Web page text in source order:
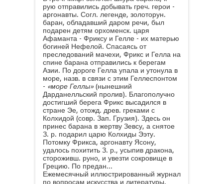
рую отправились добывать греч. герои -
аргонавты. Согл. легенде, золоторун.
баран, обладавший даром речи, был
подарен детям орхоменск. царя
Афаманта - Фриксу и Гелле - их матерью
богиней Нефелой. Спасаясь от
преследований мачехи, Фрикс и Гелла на
спине барана отправились к берегам
Азии. По дороге Гелла упала и утонула в
море, назв. в связи с этим Геллеспонтом
- «море Геллы»(нынешний
Дарданелльский пролив). Благополучно
достигший берега Фрикс высадился в
стране Эе, отожд. древ. греками с
Колхидой (совр. Зап. Грузия). Здесь он
принес барана в жертву Зевсу, а снятое
З. р. подарил царю Колхиды Ээту.
Потомку Фрикса, аргонавту Ясону,
удалось похитить З. р., усыпив дракона,
стороживш. руно, и увезти сокровище в
Грецию. По предан...
Ежемесячный иллюстрированный журнал
по вопросам искусства и литературы.